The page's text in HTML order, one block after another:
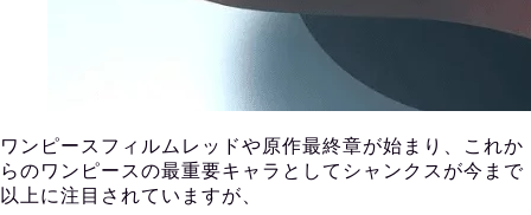
ワンピースフィルムレッドや原作最終章が始まり、これか
らのワンピースの最重要キャラとしてシャンクスが今まで
以上に注目されていますが、